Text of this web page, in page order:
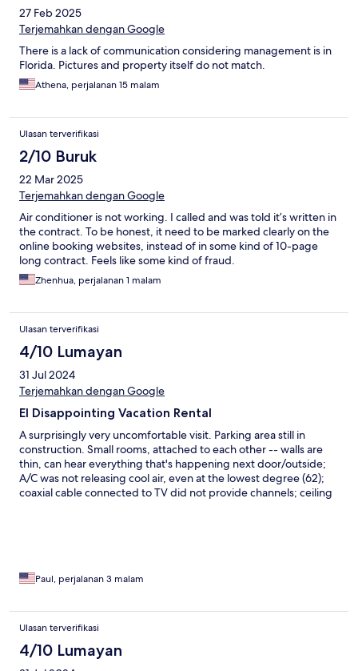
27 Feb 2025
Terjemahkan dengan Google
There is a lack of communication considering management is in
Florida. Pictures and property itself do not match.
Athena, perjalanan 15 malam
Ulasan terverifikasi
2/10 Buruk
22 Mar 2025
Terjemahkan dengan Google
Air conditioner is not working. I called and was told it’s written in
the contract. To be honest, it need to be marked clearly on the
online booking websites, instead of in some kind of 10-page
long contract. Feels like some kind of fraud.
Zhenhua, perjalanan 1 malam
Ulasan terverifikasi
4/10 Lumayan
31 Jul 2024
Terjemahkan dengan Google
El Disappointing Vacation Rental
A surprisingly very uncomfortable visit. Parking area still in
construction. Small rooms, attached to each other -- walls are
thin, can hear everything that's happening next door/outside;
A/C was not releasing cool air, even at the lowest degree (62);
coaxial cable connected to TV did not provide channels; ceiling
Paul, perjalanan 3 malam
Ulasan terverifikasi
4/10 Lumayan